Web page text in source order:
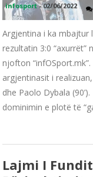
infosport -02/06/2022
Argjentina i ka mbajtur
rezultatin 3:0
njofton
argjentinasit i
dhe Paolo Dybala
dominimin e plotë të
Lajmi I